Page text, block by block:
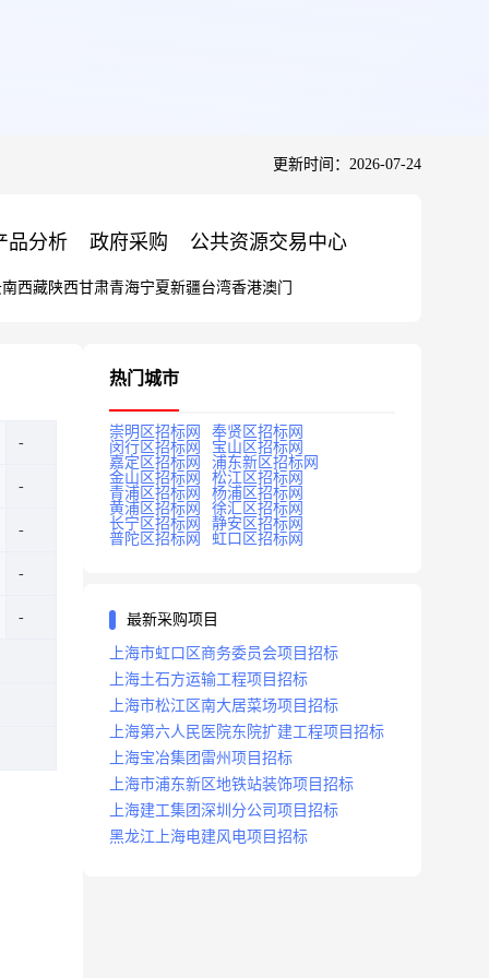
更新时间：2026-07-24
品分析 政府采购 公共资源交易中心
西藏陕西甘肃青海宁夏新疆台湾香港澳门
热门城市
崇明区招标网
奉贤区招标网
闵行区招标网
宝山区招标网
嘉定区招标网
浦东新区招标网
金山区招标网
松江区招标网
青浦区招标网
杨浦区招标网
黄浦区招标网
徐汇区招标网
长宁区招标网
静安区招标网
普陀区招标网
虹口区招标网
最新采购项目
上海市虹口区商务委员会项目招标
上海土石方运输工程项目招标
上海市松江区南大居菜场项目招标
上海第六人民医院东院扩建工程项目招标
上海宝冶集团雷州项目招标
上海市浦东新区地铁站装饰项目招标
上海建工集团深圳分公司项目招标
黑龙江上海电建风电项目招标